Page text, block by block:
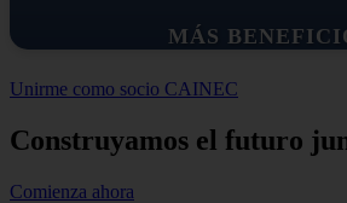
MÁS
Unirme como socio CAINEC
Construyamos el futuro
Comienza ahora